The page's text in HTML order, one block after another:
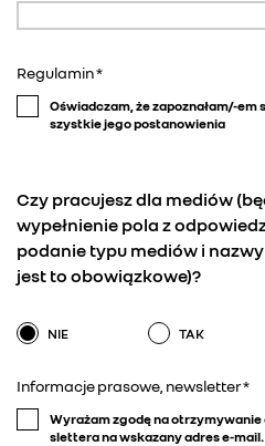
Regulamin *
Oświadczam, że zapoznałam/-em
szystkie jego postanowienia
Czy pracujesz dla mediów
wypełnienie pola z
podanie typu mediów i
jest to obowiązkowe)?
NIE TAK
Informacje prasowe, newsletter *
Wyrażam zgodę na otrzymywanie
slettera na wskazany adres e-mail.